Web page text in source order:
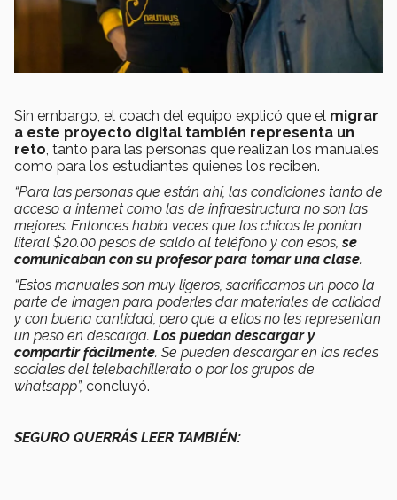
Sin embargo, el coach del equipo explicó que el migrar
a este proyecto digital también representa un
reto, tanto para las personas que realizan los manuales
como para los estudiantes quienes los reciben.
“Para las personas que están ahí, las condiciones tanto de
acceso a internet como las de infraestructura no son las
mejores. Entonces había veces que los chicos le ponían
literal $20.00 pesos de saldo al teléfono y con esos,se
comunicaban con su profesor para tomar una clase.
“Estos manuales son muy ligeros, sacrificamos un poco la
parte de imagen para poderles dar materiales de calidad
y con buena cantidad, pero que a ellos no les representan
un peso en descarga. Los puedan descargar y
compartir fácilmente. Se pueden descargar en las redes
sociales del telebachillerato o por los grupos de
whatsapp”, concluyó.
SEGURO QUERRÁS LEER TAMBIÉN: